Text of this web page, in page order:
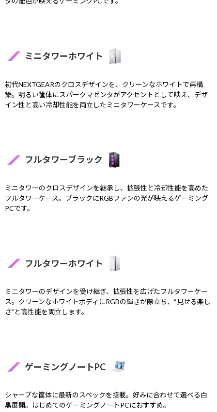
ミニタワーホワイト
初代NEXTGEARのクロスデザインを、クリーンなホワイトで再構
築。明るい筐体にスパークマゼンタがアクセントとして映え、デザ
イン性と高い冷却性能を両立したミニタワーケースです。
フルタワーブラック
ミニタワーのクロスデザインを継承し、拡張性と冷却性能を高めた
フルタワーケース。ブラックにRGBファンの光が映えるゲーミング
PCです。
フルタワーホワイト
ミニタワーのデザインを受け継ぎ、拡張性を広げたフルタワーケー
ス。クリーンなホワイトボディにRGBの輝きが際立ち、“見せる楽し
さ”と高性能を両立します。
ゲーミングノートPC
シャープな筐体に最新のスペックを搭載。好みに合わせて選べる白
黒展開。はじめてのゲーミングノートPCにおすすめ。